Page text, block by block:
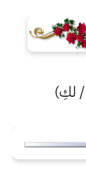
/ لكِ)